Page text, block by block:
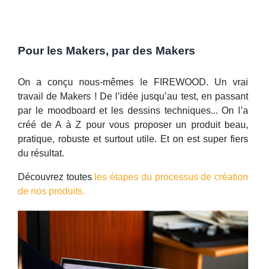
Pour les Makers, par des Makers
On a conçu nous-mêmes le FIREWOOD. Un vrai
travail de Makers ! De l’idée jusqu’au test, en passant
par le moodboard et les dessins techniques... On l’a
créé de A à Z pour vous proposer un produit beau,
pratique, robuste et surtout utile. Et on est super fiers
du résultat.
Découvrez toutes les étapes du processus de création
de nos produits.